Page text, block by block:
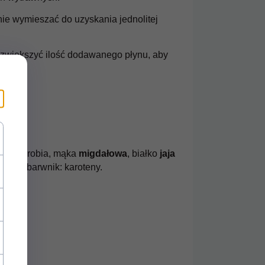
wymieszać do uzyskania jednolitej
ilość dodawanego płynu, aby
), skrobia, mąka migdałowa, białko jaja
sól, barwnik: karoteny.